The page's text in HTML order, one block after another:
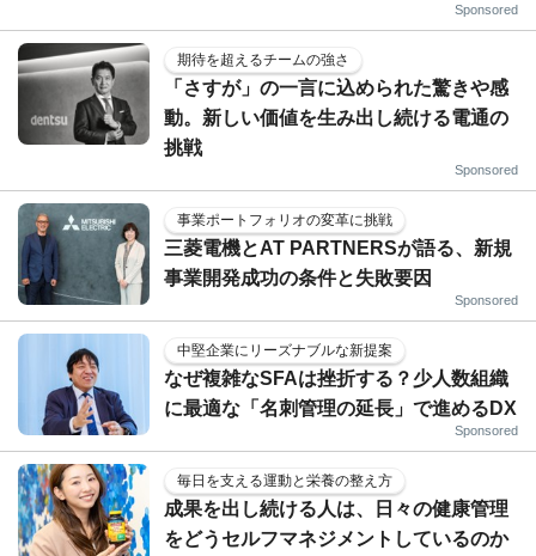
Sponsored
期待を超えるチームの強さ
「さすが」の一言に込められた驚きや感
動。新しい価値を生み出し続ける電通の
挑戦
Sponsored
事業ポートフォリオの変革に挑戦
三菱電機とAT PARTNERSが語る、新規
事業開発成功の条件と失敗要因
Sponsored
中堅企業にリーズナブルな新提案
なぜ複雑なSFAは挫折する？少人数組織
に最適な「名刺管理の延長」で進めるDX
Sponsored
毎日を支える運動と栄養の整え方
成果を出し続ける人は、日々の健康管理
をどうセルフマネジメントしているのか